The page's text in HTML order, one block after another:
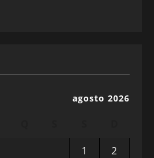
agosto 2026
1
2